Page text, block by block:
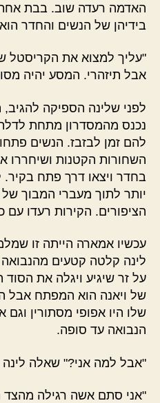
האדמה רעדה שוב. בבת
בידיהן של הנשים והחדר
"עליך למצוא את הקריסטל
אבל תיזהרי. המסע יהיה
לפני שלינה הספיקה
נכנס מהמסדרון מתחת
להם זמן לבזבז. הנשים
השחורות הקטנות ושיחררו
בחדר ויצאו דרך פתח
יותר לתוך מעברי המבוך
הציפורים. הקירות רעדו עם
עכשיו אמארה הייתה זו
לינה קלטה קטעים
על זר שיגיע ויגלה את
של ויאנה הוא המפתח אבל
שלו היו אפופי מסתורין
הנבואה עד סופה.
"אבל למה אני?" שאלה
"אני סתם אשה רגילה מהצד